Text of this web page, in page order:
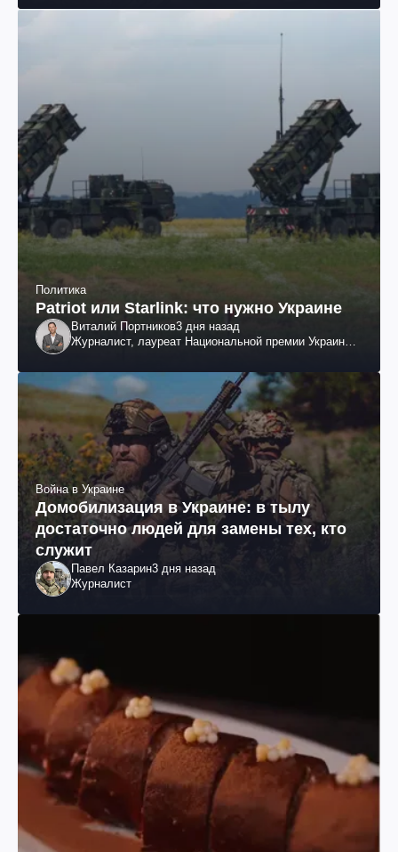
Политика
Patriot или Starlink: что нужно Украине
Виталий Портников3 дня назад
Журналист, лауреат Национальной премии Украины
Война в Украине
Домобилизация в Украине: в тылу
достаточно людей для замены тех, кто
служит
Павел Казарин3 дня назад
Журналист